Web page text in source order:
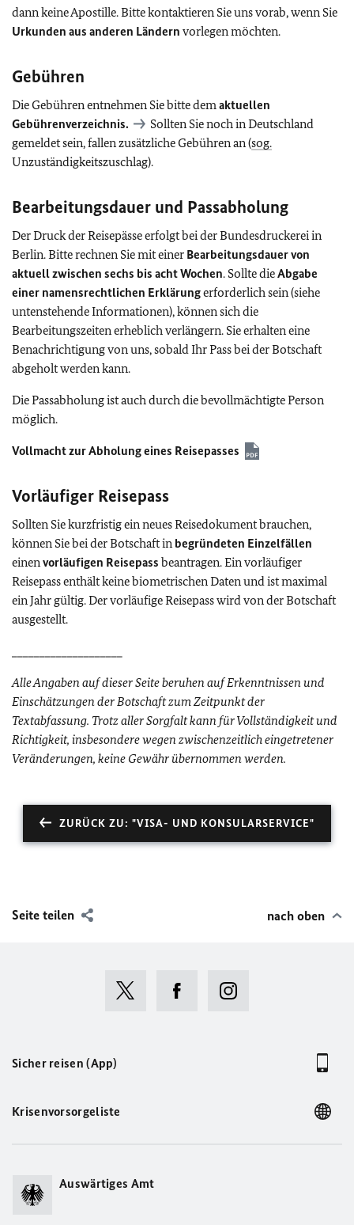
dann keine Apostille. Bitte kontaktieren Sie uns vorab, wenn Sie
Urkunden aus anderen Ländern vorlegen möchten.
Gebühren
Die Gebühren entnehmen Sie bitte dem aktuellen
Gebührenverzeichnis.
Sollten Sie noch in Deutschland
gemeldet sein, fallen zusätzliche Gebühren an (sog.
Unzuständigkeitszuschlag).
Bearbeitungsdauer und Passabholung
Der Druck der Reisepässe erfolgt bei der Bundesdruckerei in
Berlin. Bitte rechnen Sie mit einer Bearbeitungsdauer von
aktuell zwischen sechs bis acht Wochen. Sollte dieAbgabe
einer namensrechtlichen Erklärungerforderlich sein (siehe
untenstehende Informationen), können sich die
Bearbeitungszeiten erheblich verlängern. Sie erhalten eine
Benachrichtigung von uns, sobald Ihr Pass bei der Botschaft
abgeholt werden kann.
Die Passabholung ist auch durch die bevollmächtigte Person
möglich.
Vollmacht zur Abholung eines Reisepasses
Vorläufiger Reisepass
Sollten Sie kurzfristig ein neues Reisedokument brauchen,
können Sie bei der Botschaft in begründeten Einzelfällen
einen vorläufigen Reisepass beantragen. Ein vorläufiger
Reisepass enthält keine biometrischen Daten und ist maximal
ein Jahr gültig. Der vorläufige Reisepass wird von der Botschaft
ausgestellt.
Alle Angaben auf dieser Seite beruhen auf Erkenntnissen und
Einschätzungen der Botschaft zum Zeitpunkt der
Textabfassung. Trotz aller Sorgfalt kann für Vollständigkeit und
Richtigkeit, insbesondere wegen zwischenzeitlich eingetretener
Veränderungen, keine Gewähr übernommen werden.
ZURÜCK ZU: "VISA- UND KONSULARSERVICE"
Seite teilen nach oben
Sicher reisen (App)
Krisenvorsorgeliste
Auswärtiges Amt